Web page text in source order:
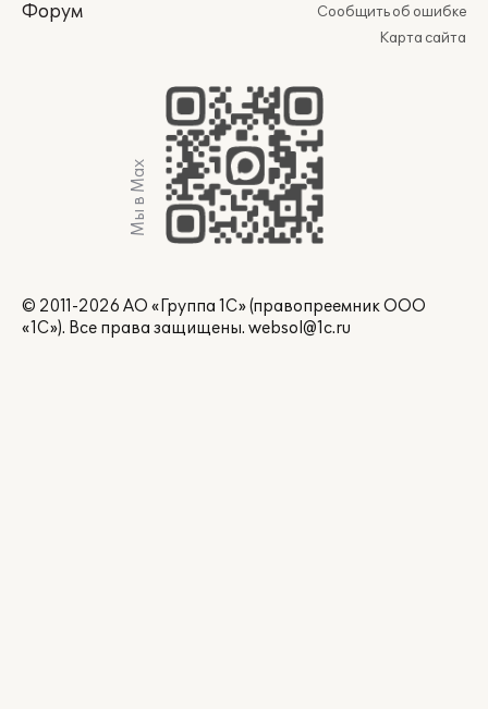
Форум
Сообщить об ошибке
Карта сайта
Мы в Max
© 2011-2026 АО «Группа 1С» (правопреемник ООО
«1С»). Все права защищены. websol@1c.ru